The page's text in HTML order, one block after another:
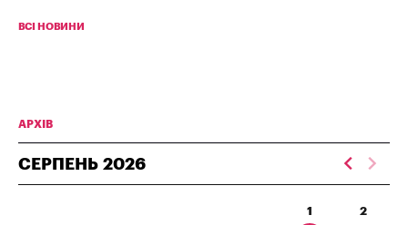
ВСІ НОВИНИ
АРХІВ
СЕРПЕНЬ 2026
1 2